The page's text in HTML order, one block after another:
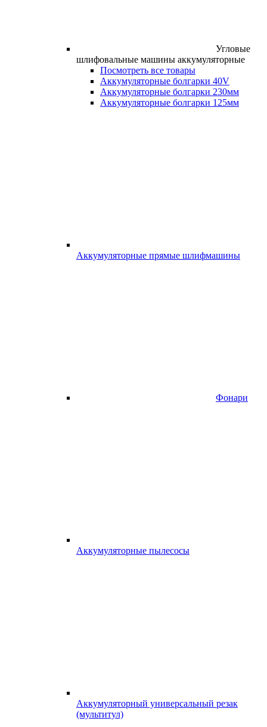
Угловые
шлифовальные машины аккумуляторные
Посмотреть все товары
Аккумуляторные болгарки 40V
Аккумуляторные болгарки 230мм
Аккумуляторные болгарки 125мм
Аккумуляторные прямые шлифмашины
Фонари
Аккумуляторные пылесосы
Аккумуляторный универсальный резак
(мультитул)